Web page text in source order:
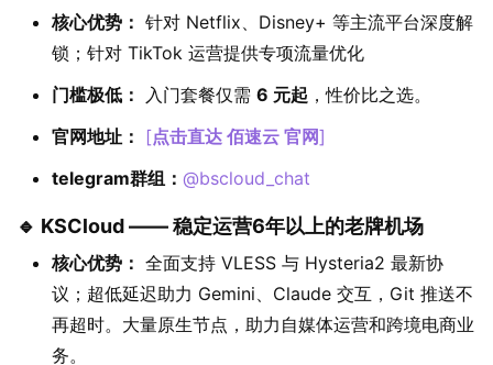
核心优势： 针对 Netflix、Disney+ 等主流平台深度解
锁；针对 TikTok 运营提供专项流量优化
门槛极低：
入门套餐仅需 6 元起 ，性价比之选。
官网地址：
[点击直达 佰速云 官网]
telegram群组： @bscloud_chat
🔹 KSCloud —— 稳定运营6年以上的老牌机场
核心优势： 全面支持 VLESS 与 Hysteria2 最新协
议；超低延迟助力 Gemini、Claude 交互，Git 推送不
再超时。大量原生节点，助力自媒体运营和跨境电商业
务。